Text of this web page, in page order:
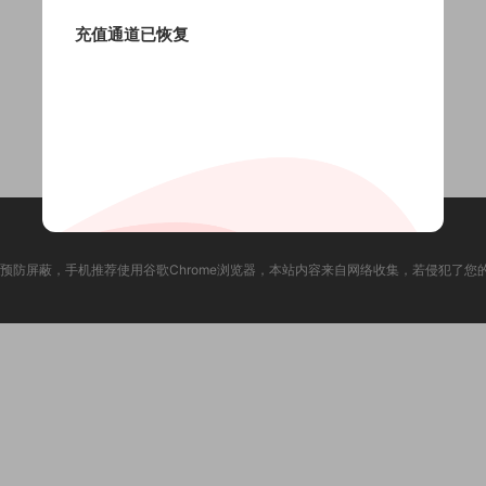
预防屏蔽，手机推荐使用谷歌Chrome浏览器，本站内容来自网络收集，若侵犯了您
充值通道已恢复